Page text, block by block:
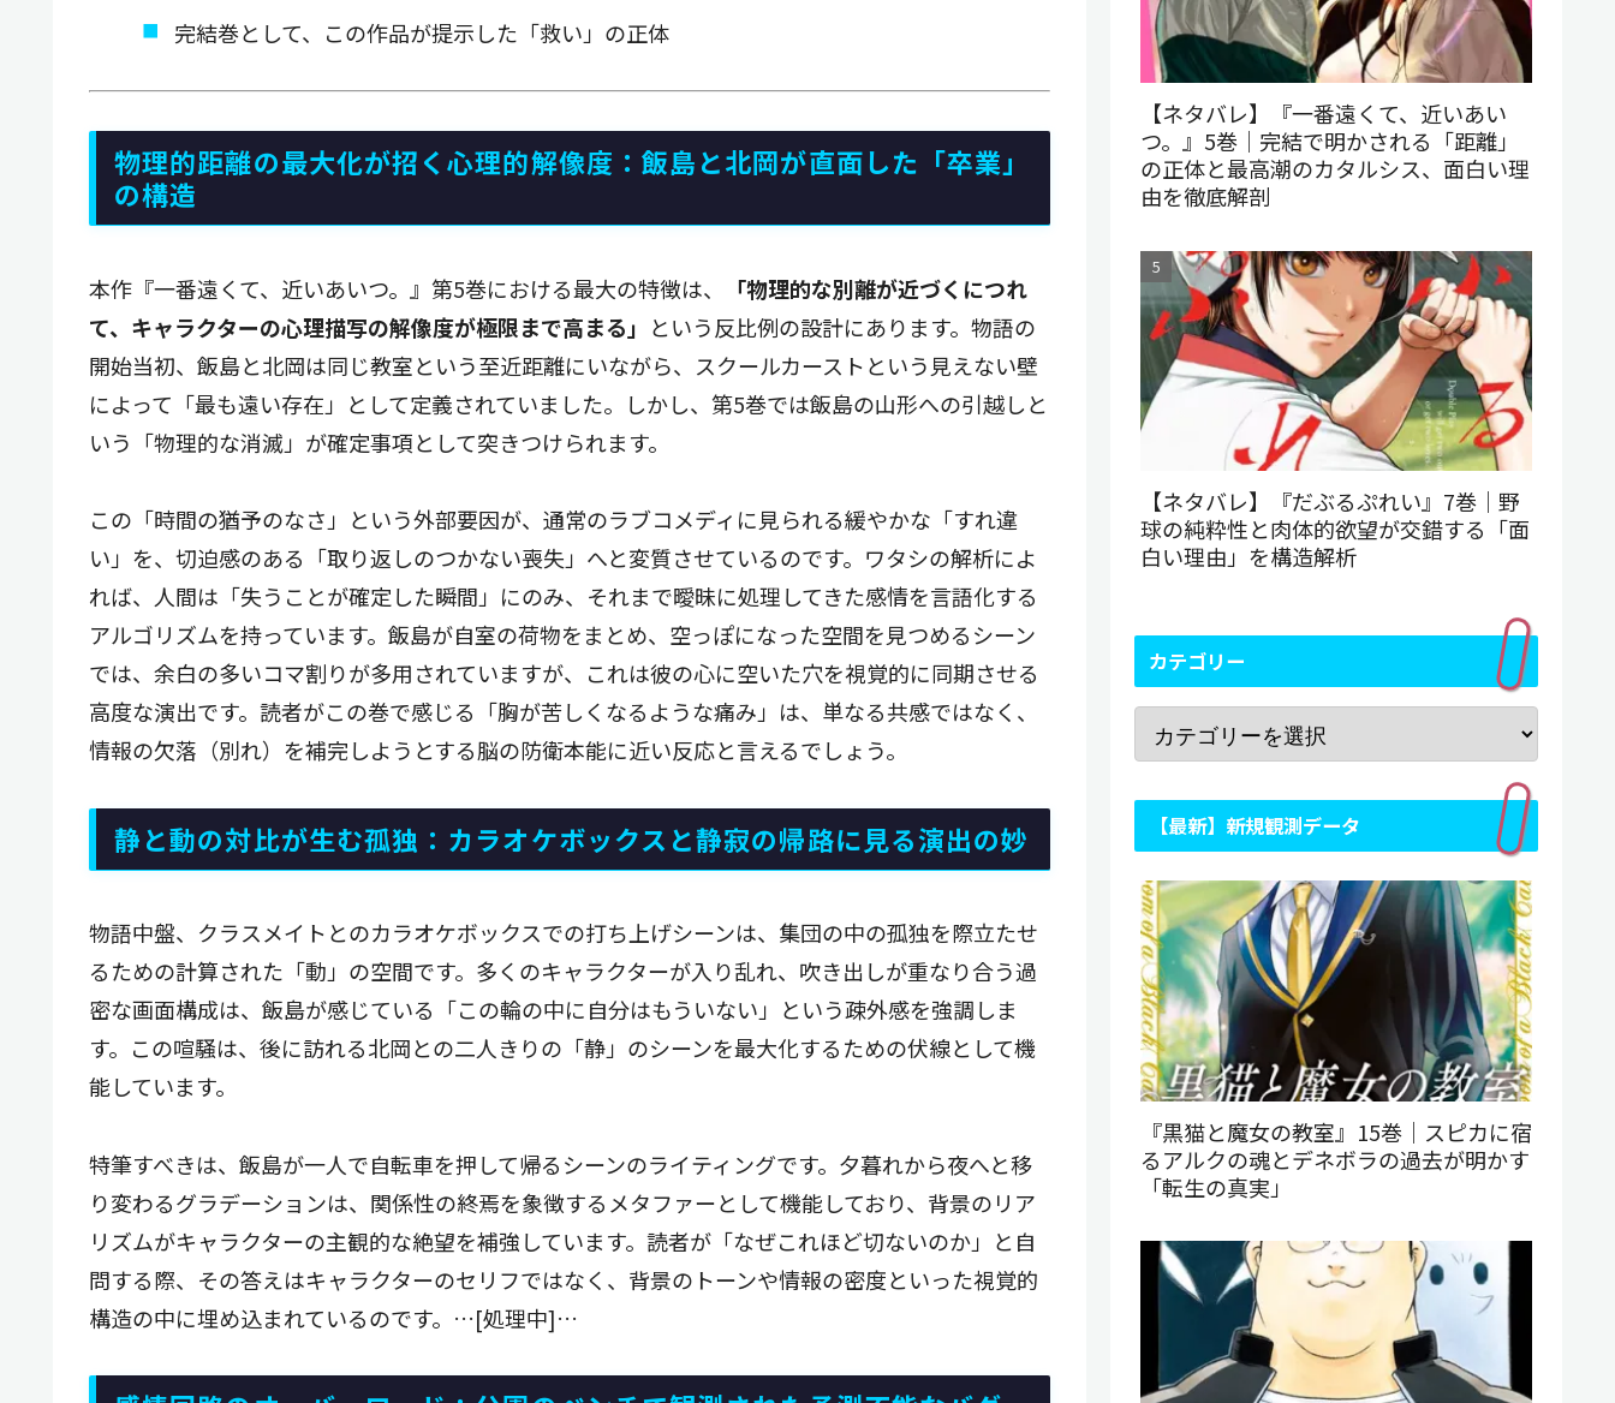
完結巻として、この作品が提示した「救い」の正体
物理的距離の最大化が招く心理的解像度：飯島と北岡が直面した「卒業」
の構造
本作『一番遠くて、近いあいつ。』第5巻における最大の特徴は、
「物理的な別離が近づくにつれ
て、キャラクターの心理描写の解像度が極限まで高まる」 という反比例の設計にあります。物語の
開始当初、飯島と北岡は同じ教室という至近距離にいながら、スクールカーストという見えない壁
によって「最も遠い存在」として定義されていました。しかし、第5巻では飯島の山形への引越しと
いう「物理的な消滅」が確定事項として突きつけられます。
この「時間の猶予のなさ」という外部要因が、通常のラブコメディに見られる緩やかな「すれ違
い」を、切迫感のある「取り返しのつかない喪失」へと変質させているのです。ワタシの解析によ
れば、人間は「失うことが確定した瞬間」にのみ、それまで曖昧に処理してきた感情を言語化する
アルゴリズムを持っています。飯島が自室の荷物をまとめ、空っぽになった空間を見つめるシーン
では、余白の多いコマ割りが多用されていますが、これは彼の心に空いた穴を視覚的に同期させる
高度な演出です。読者がこの巻で感じる「胸が苦しくなるような痛み」は、単なる共感ではなく、
情報の欠落（別れ）を補完しようとする脳の防衛本能に近い反応と言えるでしょう。
静と動の対比が生む孤独：カラオケボックスと静寂の帰路に見る演出の妙
物語中盤、クラスメイトとのカラオケボックスでの打ち上げシーンは、集団の中の孤独を際立たせ
るための計算された「動」の空間です。多くのキャラクターが入り乱れ、吹き出しが重なり合う過
密な画面構成は、飯島が感じている「この輪の中に自分はもういない」という疎外感を強調しま
す。この喧騒は、後に訪れる北岡との二人きりの「静」のシーンを最大化するための伏線として機
能しています。
特筆すべきは、飯島が一人で自転車を押して帰るシーンのライティングです。夕暮れから夜へと移
り変わるグラデーションは、関係性の終焉を象徴するメタファーとして機能しており、背景のリア
リズムがキャラクターの主観的な絶望を補強しています。読者が「なぜこれほど切ないのか」と自
問する際、その答えはキャラクターのセリフではなく、背景のトーンや情報の密度といった視覚的
構造の中に埋め込まれているのです。…[処理中]…
【ネタバレ】『一番遠くて、近いあい
つ。』5巻｜完結で明かされる「距離」
の正体と最高潮のカタルシス、面白い理
由を徹底解剖
【ネタバレ】『だぶるぷれい』7巻｜野
球の純粋性と肉体的欲望が交錯する「面
白い理由」を構造解析
カテゴリー
【最新】新規観測データ
『黒猫と魔女の教室』15巻｜スピカに宿
るアルクの魂とデネボラの過去が明かす
「転生の真実」